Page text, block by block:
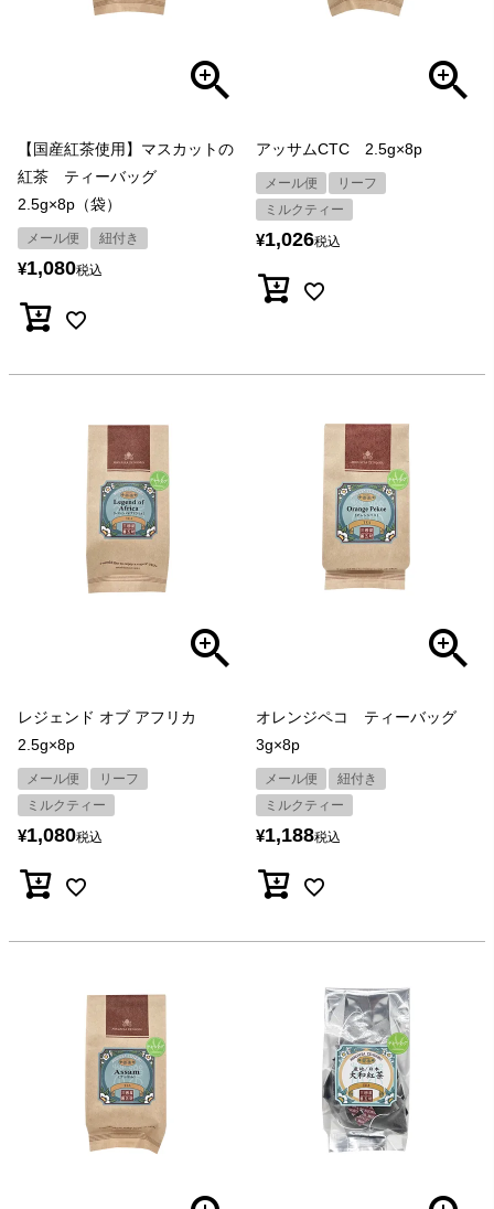
【国産紅茶使用】マスカットの
紅茶 ティーバッグ
2.5g×8p（袋）
メール便 紐付き
¥1,080税込
アッサムCTC 2.5g×8p
メール便
リーフ
ミルクティー
¥1,026税込
レジェンド オブ アフリカ
2.5g×8p
メール便
リーフ
ミルクティー
¥1,080税込
オレンジペコ ティーバッグ
3g×8p
メール便
紐付き
ミルクティー
¥1,188税込